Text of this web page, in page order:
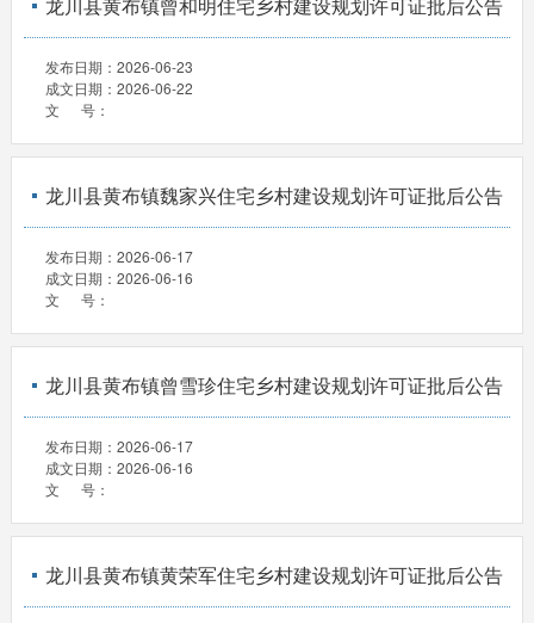
发布日期： 2026-06-23
成文日期： 2026-06-22
文 号：
龙川县黄布镇魏家兴住宅乡村建设规划许可证批后公告
发布日期： 2026-06-17
成文日期： 2026-06-16
文 号：
龙川县黄布镇曾雪珍住宅乡村建设规划许可证批后公告
发布日期： 2026-06-17
成文日期： 2026-06-16
文 号：
龙川县黄布镇黄荣军住宅乡村建设规划许可证批后公告